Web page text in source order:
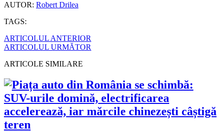
AUTOR: Robert Drilea
TAGS:
ARTICOLUL ANTERIOR
ARTICOLUL URMĂTOR
ARTICOLE SIMILARE